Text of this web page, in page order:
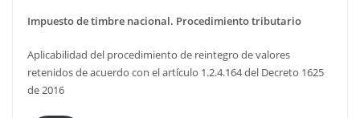
Impuesto de timbre nacional. Procedimiento tributario
Aplicabilidad del procedimiento de reintegro de valores
retenidos de acuerdo con el artículo 1.2.4.164 del Decreto 1625
de 2016